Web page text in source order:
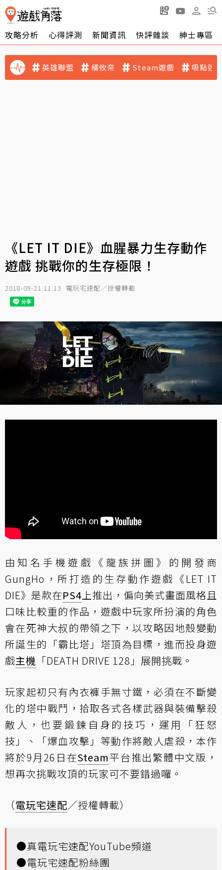
攻略分析 心得評測 新聞資訊 快評雜談 紳士專區
英雄聯盟 橘攸奈 Steam遊戲 吸點迷
《LET IT DIE》血腥暴力生存動作
遊戲 挑戰你的生存極限！
2018-09-21 11:13 電玩宅速配／授權轉載
由知名手機遊戲《龍族拼圖》的開發商
GungHo，所打造的生存動作遊戲《LET IT
DIE》是款在PS4 上推出，偏向美式畫面風格且
口味比較重的作品，遊戲中玩家所扮演的角色
會在死神大叔的帶領之下，以攻略因地殼變動
所誕生的「霸比塔」塔頂為目標，進而投身遊
戲主機 「DEATH DRIVE 128」展開挑戰。
玩家起初只有內衣褲手無寸鐵，必須在不斷變
化的塔中戰鬥，拾取各式各樣武器與裝備擊殺
敵人，也要鍛鍊自身的技巧，運用「狂怒
技」、「爆血攻擊」等動作將敵人虐殺，本作
將於9月26日在Steam平台推出繁體中文版，
想再次挑戰攻頂的玩家可不要錯過囉。
（電玩宅速配／授權轉載）
●真電玩宅速配YouTube頻道
●電玩宅速配粉絲團